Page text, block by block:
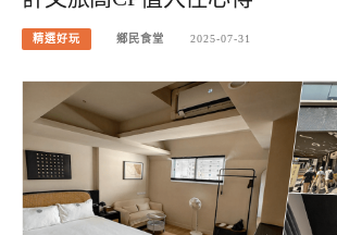
精選好玩 鄉民食堂 2025-07-31